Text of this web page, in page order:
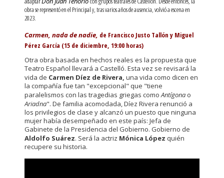
obra se representó en el Principal y, tras varios años de ausencia, volvió a escena en
2023.
Carmen, nada de nadie, de Francisco Justo Tallón y Miguel
Pérez García (15 de diciembre, 19:00 horas)
Otra obra basada en hechos reales es la propuesta que
Teatro Español llevará a Castelló. Esta vez se revisará la
vida de Carmen Díez de Rivera, una vida como dicen en
la compañía fue tan "excepcional" que "tiene
paralelismos con las tragedias griegas comoAntígona o
Ariadna". De familia acomodada, Díez Rivera renunció a
los privilegios de clase y alcanzó un puesto que ninguna
mujer había desempeñado en este país: Jefa de
Gabinete de la Presidencia del Gobierno. Gobierno de
Aldolfo Suárez. Será la actriz Mónica López quién
recupere su historia.